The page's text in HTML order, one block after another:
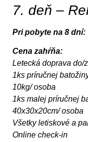
7. deň –
Pri pobyte na 8 dní:
Cena zahŕňa:
Letecká doprava do/
1ks príručnej
10kg/ osoba
1ks malej príručnej
40x30x20cm/ osoba
Všetky letiskové a
Online check-in